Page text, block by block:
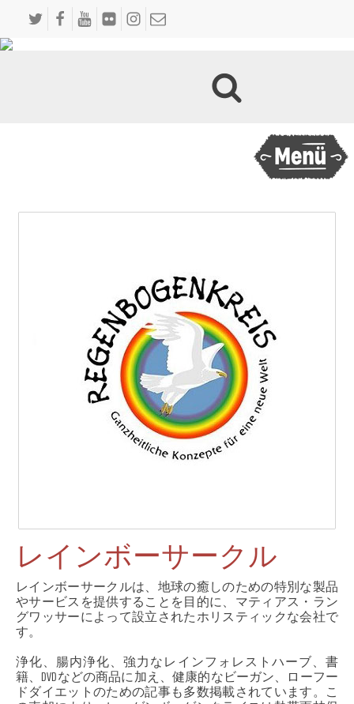
レインボーサークル
レインボーサークルは、地球の癒しのための特別な製品
やサービスを提供することを目的に、マティアス・ラン
グワッサーによって設立されたホリスティックな会社で
す。
浄化、腸内浄化、強力なレインフォレストハーブ、書
籍、DVDなどの商品に加え、健康的なビーガン、ローフー
ドダイエットのための記事も多数掲載されています。こ